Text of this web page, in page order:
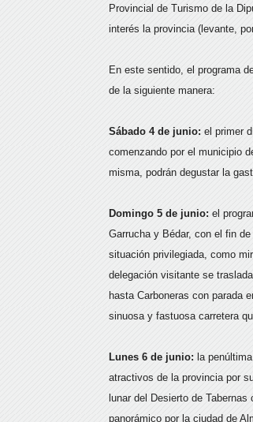
Provincial de Turismo de la
interés la provincia (levante,
En este sentido, el programa
de la siguiente manera:
Sábado 4 de junio: el primer
comenzando por el municipio
misma, podrán degustar la
Domingo 5 de junio: el
Garrucha y Bédar, con el fin
situación privilegiada, como
delegación visitante se
hasta Carboneras con parada
sinuosa y fastuosa carretera
Lunes 6 de junio: la
atractivos de la provincia por
lunar del Desierto de
panorámico por la ciudad de